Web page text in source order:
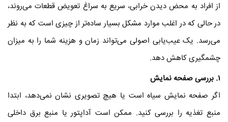
از افراد به محض دیدن خرابی، سریع به سراغ تعویض قطعات می‌روند،
در حالی که در اغلب موارد مشکل بسیار ساده‌تر از چیزی است که به نظر
می‌رسد. یک عیب‌یابی اصولی می‌تواند زمان و هزینه شما را به میزان
چشمگیری کاهش دهد.
۱. بررسی صفحه نمایش
اگر صفحه نمایش سیاه است یا هیچ تصویری نشان نمی‌دهد، ابتدا
منبع تغذیه را بررسی کنید. ممکن است آداپتور یا منبع برق داخلی